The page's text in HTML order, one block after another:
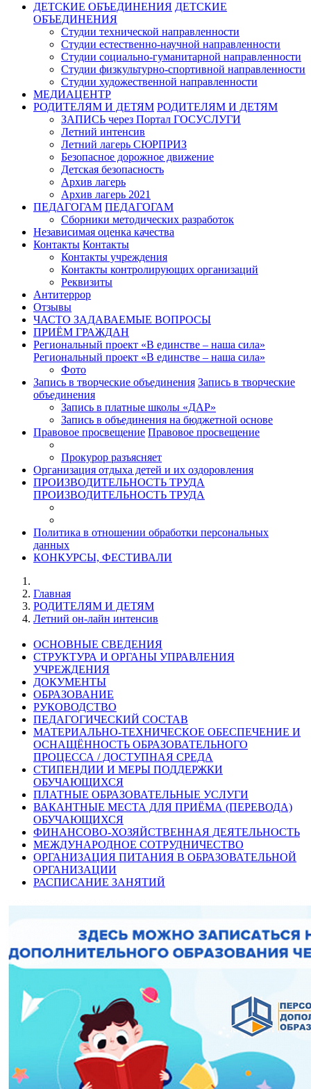
ДЕТСКИЕ ОБЪЕДИНЕНИЯ ДЕТСКИЕ
ОБЪЕДИНЕНИЯ
Студии технической направленности
Студии естественно-научной направленности
Студии социально-гуманитарной направленности
Студии физкультурно-спортивной направленности
Студии художественной направленности
МЕДИАЦЕНТР
РОДИТЕЛЯМ И ДЕТЯМ РОДИТЕЛЯМ И ДЕТЯМ
ЗАПИСЬ через Портал ГОСУСЛУГИ
Летний интенсив
Летний лагерь СЮРПРИЗ
Безопасное дорожное движение
Детская безопасность
Архив лагерь
Архив лагерь 2021
ПЕДАГОГАМ ПЕДАГОГАМ
Сборники методических разработок
Независимая оценка качества
Контакты Контакты
Контакты учреждения
Контакты контролирующих организаций
Реквизиты
Антитеррор
Отзывы
ЧАСТО ЗАДАВАЕМЫЕ ВОПРОСЫ
ПРИЁМ ГРАЖДАН
Региональный проект «В единстве – наша сила»
Региональный проект «В единстве – наша сила»
Фото
Запись в творческие объединения Запись в творческие
объединения
Запись в платные школы «ДАР»
Запись в объединения на бюджетной основе
Правовое просвещение Правовое просвещение
Прокурор разъясняет
Организация отдыха детей и их оздоровления
ПРОИЗВОДИТЕЛЬНОСТЬ ТРУДА
ПРОИЗВОДИТЕЛЬНОСТЬ ТРУДА
Политика в отношении обработки персональных
данных
КОНКУРСЫ, ФЕСТИВАЛИ
Главная
РОДИТЕЛЯМ И ДЕТЯМ
Летний он-лайн интенсив
ОСНОВНЫЕ СВЕДЕНИЯ
СТРУКТУРА И ОРГАНЫ УПРАВЛЕНИЯ
УЧРЕЖДЕНИЯ
ДОКУМЕНТЫ
ОБРАЗОВАНИЕ
РУКОВОДСТВО
ПЕДАГОГИЧЕСКИЙ СОСТАВ
МАТЕРИАЛЬНО-ТЕХНИЧЕСКОЕ ОБЕСПЕЧЕНИЕ И
ОСНАЩЁННОСТЬ ОБРАЗОВАТЕЛЬНОГО
ПРОЦЕССА / ДОСТУПНАЯ СРЕДА
СТИПЕНДИИ И МЕРЫ ПОДДЕРЖКИ
ОБУЧАЮЩИХСЯ
ПЛАТНЫЕ ОБРАЗОВАТЕЛЬНЫЕ УСЛУГИ
ВАКАНТНЫЕ МЕСТА ДЛЯ ПРИЁМА (ПЕРЕВОДА)
ОБУЧАЮЩИХСЯ
ФИНАНСОВО-ХОЗЯЙСТВЕННАЯ ДЕЯТЕЛЬНОСТЬ
МЕЖДУНАРОДНОЕ СОТРУДНИЧЕСТВО
ОРГАНИЗАЦИЯ ПИТАНИЯ В ОБРАЗОВАТЕЛЬНОЙ
ОРГАНИЗАЦИИ
РАСПИСАНИЕ ЗАНЯТИЙ